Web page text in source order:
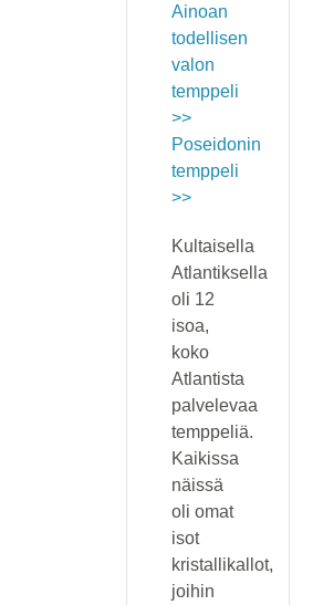
Ainoan
todellisen
valon
temppeli
>>
Poseidonin
temppeli
>>
Kultaisella
Atlantiksella
oli 12
isoa,
koko
Atlantista
palvelevaa
temppeliä.
Kaikissa
näissä
oli omat
isot
kristallikallot,
joihin